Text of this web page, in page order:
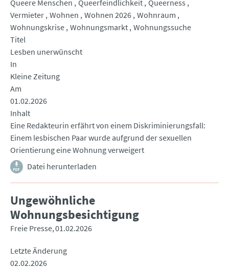
Queere Menschen Queerfeindlichkeit Queerness
Vermieter Wohnen Wohnen 2026 Wohnraum
Wohnungskrise Wohnungsmarkt Wohnungssuche
Titel
Lesben unerwünscht
In
Kleine Zeitung
Am
01.02.2026
Inhalt
Eine Redakteurin erfährt von einem Diskriminierungsfall:
Einem lesbischen Paar wurde aufgrund der sexuellen
Orientierung eine Wohnung verweigert
Datei herunterladen
Ungewöhnliche
Wohnungsbesichtigung
Freie Presse 01.02.2026
Letzte Änderung
02.02.2026